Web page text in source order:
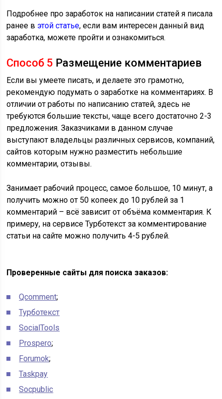
Подробнее про заработок на написании статей я писала
ранее в этой статье, если вам интересен данный вид
заработка, можете пройти и ознакомиться.
Способ 5 Размещение комментариев
Если вы умеете писать, и делаете это грамотно,
рекомендую подумать о заработке на комментариях. В
отличии от работы по написанию статей, здесь не
требуются большие тексты, чаще всего достаточно 2-3
предложения. Заказчиками в данном случае
выступают владельцы различных сервисов, компаний,
сайтов которым нужно разместить небольшие
комментарии, отзывы.
Занимает рабочий процесс, самое большое, 10 минут, а
получить можно от 50 копеек до 10 рублей за 1
комментарий – всё зависит от объёма комментария. К
примеру, на сервисе Турботекст за комментирование
статьи на сайте можно получить 4-5 рублей.
Проверенные сайты для поиска заказов:
Qcomment;
Турботекст
SocialTools
Prospero;
Forumok;
Taskpay
Socpublic